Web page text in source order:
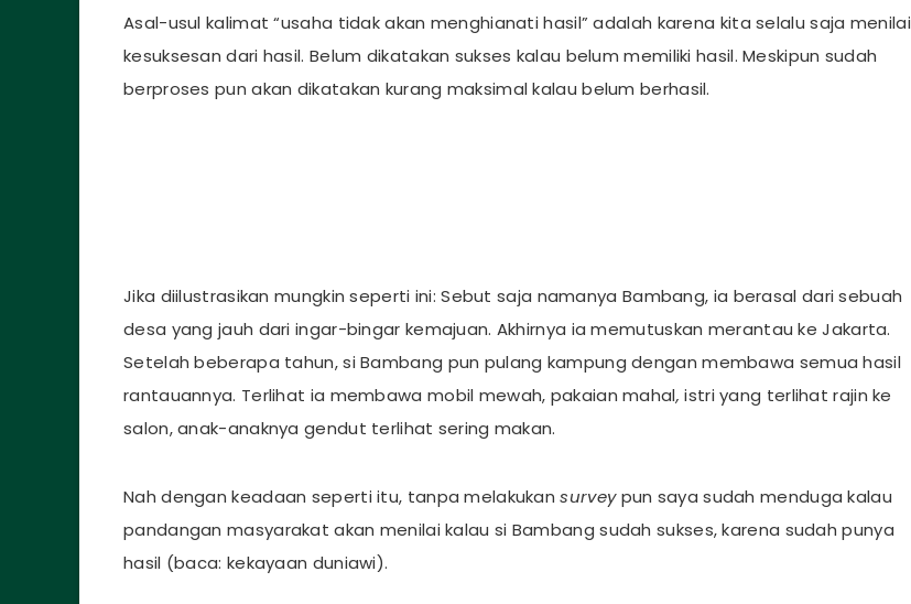
Asal-usul kalimat “usaha tidak akan menghianati hasil” adalah karena kita selalu saja menilai
kesuksesan dari hasil. Belum dikatakan sukses kalau belum memiliki hasil. Meskipun sudah
berproses pun akan dikatakan kurang maksimal kalau belum berhasil.
Jika diilustrasikan mungkin seperti ini: Sebut saja namanya Bambang, ia berasal dari sebuah
desa yang jauh dari ingar-bingar kemajuan. Akhirnya ia memutuskan merantau ke Jakarta.
Setelah beberapa tahun, si Bambang pun pulang kampung dengan membawa semua hasil
rantauannya. Terlihat ia membawa mobil mewah, pakaian mahal,istri yang terlihat rajin ke
salon, anak-anaknya gendut terlihat sering makan.
Nah dengan keadaan seperti itu, tanpa melakukansurveypun saya sudah menduga kalau
pandangan masyarakat akan menilai kalau si Bambang sudah sukses, karena sudah punya
hasil (baca: kekayaan duniawi).